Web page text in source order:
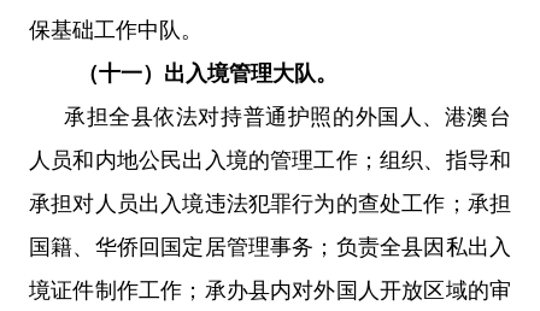
保基础工作中队。
（十一）出入境管理大队。
承担全县依法对持普通护照的外国人、港澳台
人员和内地公民出入境的管理工作；组织、指导和
承担对人员出入境违法犯罪行为的查处工作；承担
国籍、华侨回国定居管理事务；负责全县因私出入
境证件制作工作；承办县内对外国人开放区域的审